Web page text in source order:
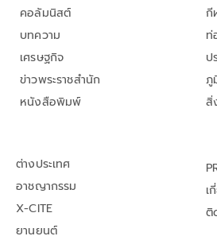
คอลัมนิสต์
บทความ
เศรษฐกิจ
ข่าวพระราชสำนัก
หนังสือพิมพ์
กี
ท่
ป
ภู
สิ่
ต่างประเทศ
อาชญากรรม
X-CITE
ยานยนต์
เ
ติ